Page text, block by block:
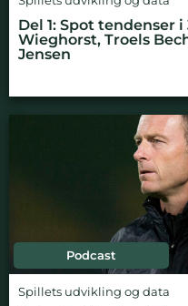
Del 1: Spot tendenser
Wieghorst, Troels
Jensen
Podcast
Spillets udvikling og data